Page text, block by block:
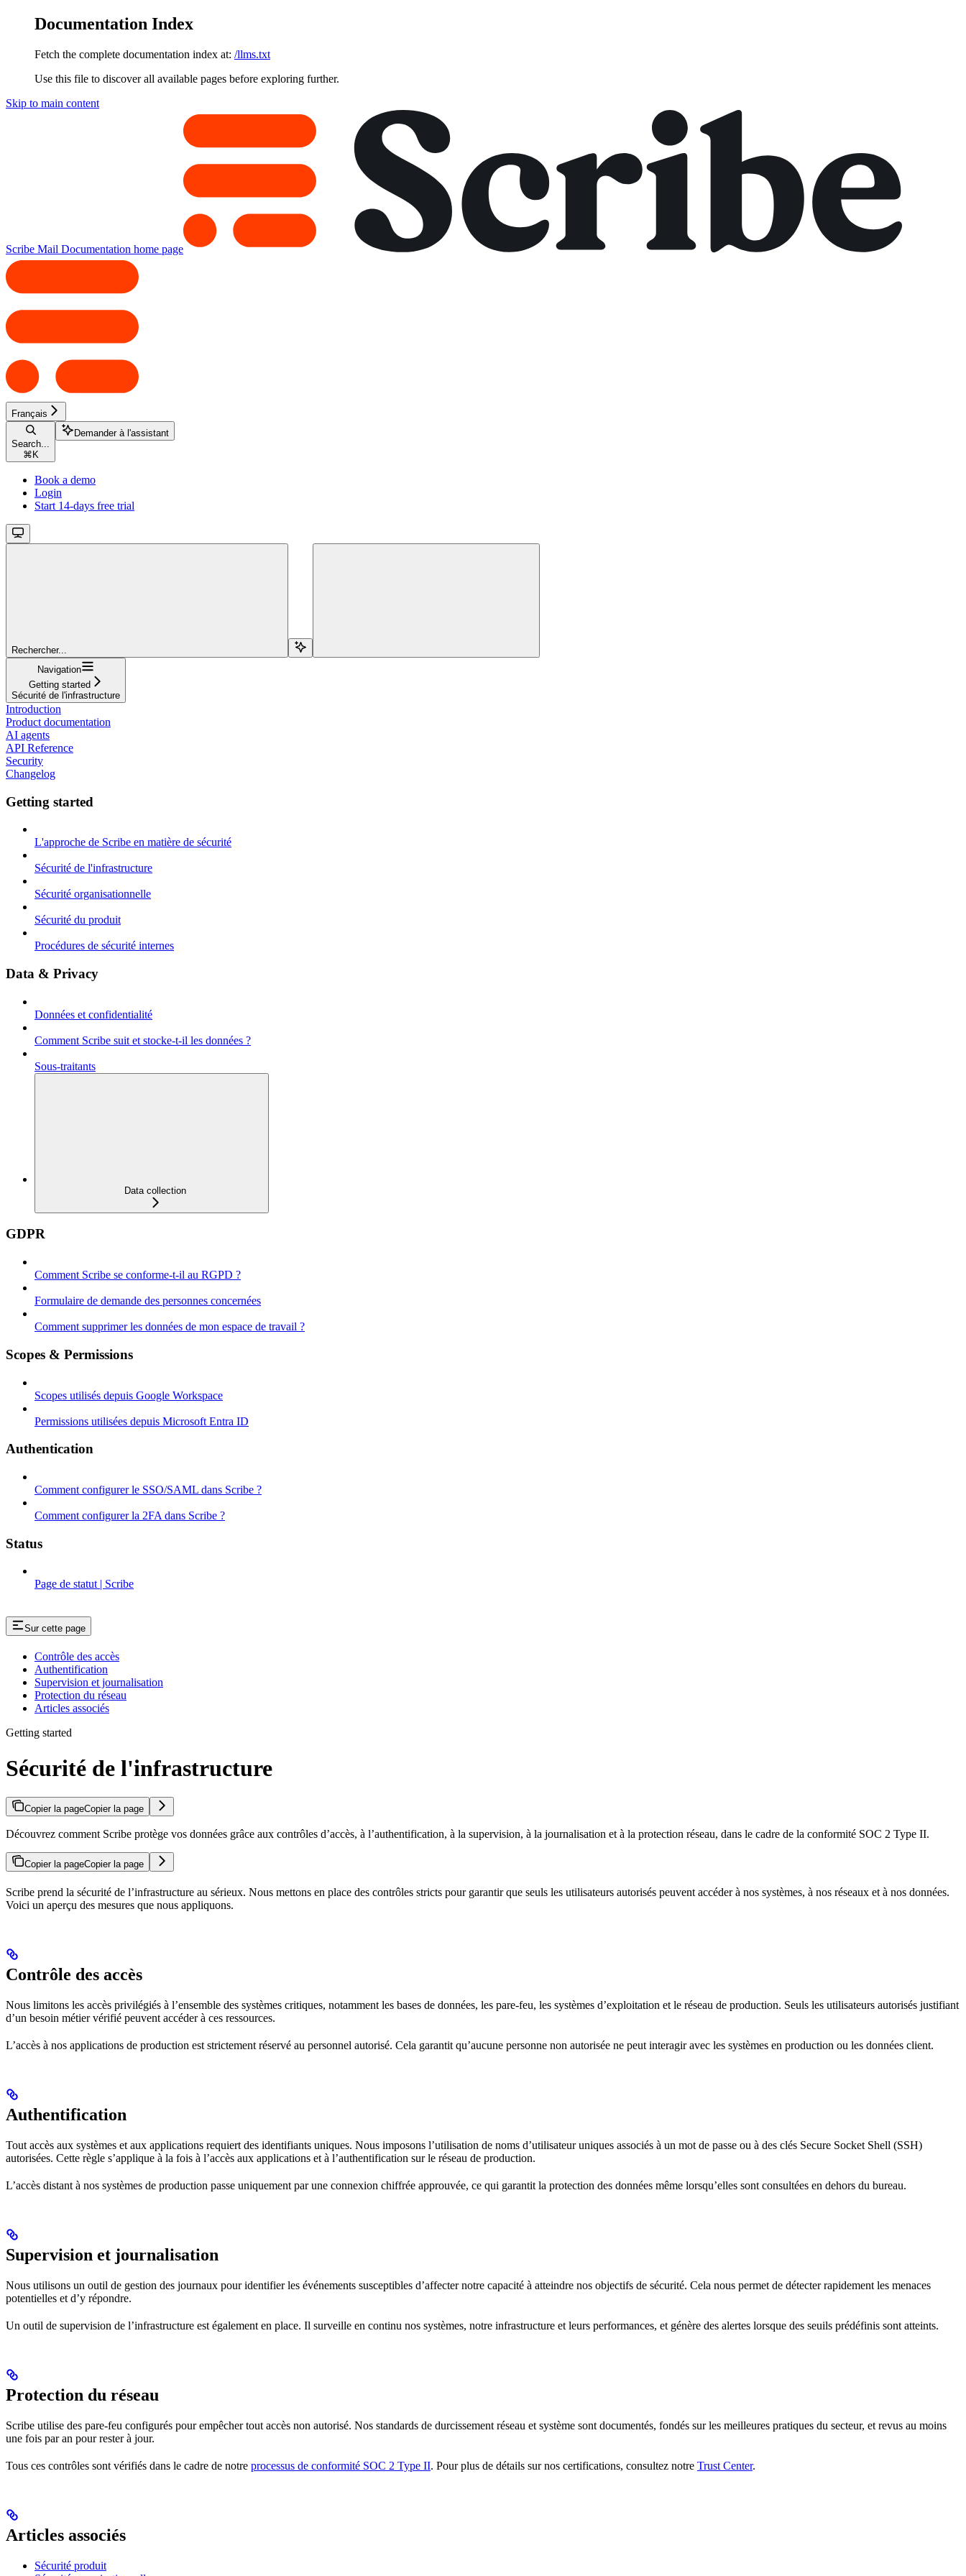
Documentation Index
Fetch the complete documentation index at: /llms.txt
Use this file to discover all available pages before exploring further.
Skip to main content
Scribe Mail Documentation home page
Français
Search...
⌘ K
Demander à l'assistant
Book a demo
Login
Start 14-days free trial
Rechercher...
Navigation
Getting started
Sécurité de l'infrastructure
Introduction
Product documentation
AI agents
API Reference
Security
Changelog
Getting started
L'approche de Scribe en matière de sécurité
Sécurité de l'infrastructure
Sécurité organisationnelle
Sécurité du produit
Procédures de sécurité internes
Data & Privacy
Données et confidentialité
Comment Scribe suit et stocke-t-il les données ?
Sous-traitants
Data collection
GDPR
Comment Scribe se conforme-t-il au RGPD ?
Formulaire de demande des personnes concernées
Comment supprimer les données de mon espace de travail ?
Scopes & Permissions
Scopes utilisés depuis Google Workspace
Permissions utilisées depuis Microsoft Entra ID
Authentication
Comment configurer le SSO/SAML dans Scribe ?
Comment configurer la 2FA dans Scribe ?
Status
Page de statut | Scribe
Sur cette page
Contrôle des accès
Authentification
Supervision et journalisation
Protection du réseau
Articles associés
Getting started
Sécurité de l'infrastructure
Copier la pageCopier la page
Découvrez comment Scribe protège vos données grâce aux contrôles d’accès, à l’authentification, à la supervision, à la journalisation et à la protection réseau, dans le cadre de la conformité SOC 2 Type II.
Copier la pageCopier la page
Scribe prend la sécurité de l’infrastructure au sérieux. Nous mettons en place des contrôles stricts pour garantir que seuls les utilisateurs autorisés peuvent accéder à nos systèmes, à nos réseaux et à nos données.
Voici un aperçu des mesures que nous appliquons.
Contrôle des accès
Nous limitons les accès privilégiés à l’ensemble des systèmes critiques, notamment les bases de données, les pare-feu, les systèmes d’exploitation et le réseau de production. Seuls les utilisateurs autorisés justifiant
d’un besoin métier vérifié peuvent accéder à ces ressources.
L’accès à nos applications de production est strictement réservé au personnel autorisé. Cela garantit qu’aucune personne non autorisée ne peut interagir avec les systèmes en production ou les données client.
Authentification
Tout accès aux systèmes et aux applications requiert des identifiants uniques. Nous imposons l’utilisation de noms d’utilisateur uniques associés à un mot de passe ou à des clés Secure Socket Shell (SSH)
autorisées. Cette règle s’applique à la fois à l’accès aux applications et à l’authentification sur le réseau de production.
L’accès distant à nos systèmes de production passe uniquement par une connexion chiffrée approuvée, ce qui garantit la protection des données même lorsqu’elles sont consultées en dehors du bureau.
Supervision et journalisation
Nous utilisons un outil de gestion des journaux pour identifier les événements susceptibles d’affecter notre capacité à atteindre nos objectifs de sécurité. Cela nous permet de détecter rapidement les menaces
potentielles et d’y répondre.
Un outil de supervision de l’infrastructure est également en place. Il surveille en continu nos systèmes, notre infrastructure et leurs performances, et génère des alertes lorsque des seuils prédéfinis sont atteints.
Protection du réseau
Scribe utilise des pare-feu configurés pour empêcher tout accès non autorisé. Nos standards de durcissement réseau et système sont documentés, fondés sur les meilleures pratiques du secteur, et revus au moins
une fois par an pour rester à jour.
Tous ces contrôles sont vérifiés dans le cadre de notre processus de conformité SOC 2 Type II. Pour plus de détails sur nos certifications, consultez notre Trust Center.
Articles associés
Sécurité produit